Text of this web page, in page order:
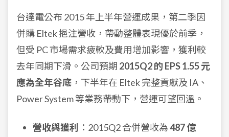
台達電公布 2015 年上半年營運成果，第二季因
併購 Eltek 挹注營收，帶動整體表現優於前季，
但受 PC 市場需求疲軟及費用增加影響，獲利較
去年同期下滑。公司預期 2015Q2 的 EPS 1.55 元
應為全年谷底 ，下半年在 Eltek 完整貢獻及 IA、
Power System 等業務帶動下，營運可望回溫。
營收與獲利 ：2015Q2 合併營收為487 億